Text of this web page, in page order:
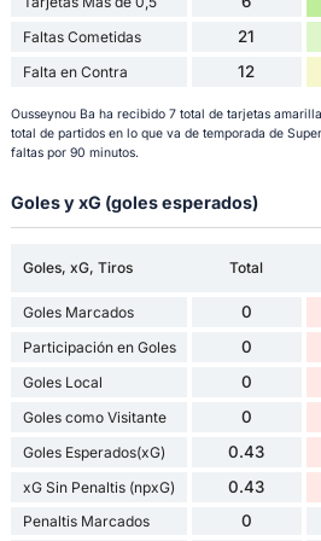
Faltas Cometidas 21
Falta en Contra 12
Ousseynou Ba ha recibido 7 total de tarjetas
total de partidos en lo que va de temporada de
faltas por 90 minutos.
Goles y xG (goles esperados)
Goles, xG, Tiros Total
Goles Marcados 0
Participación en Goles 0
Goles Local 0
Goles como Visitante 0
Goles Esperados(xG) 0.43
xG Sin Penaltis (npxG) 0.43
Penaltis Marcados 0